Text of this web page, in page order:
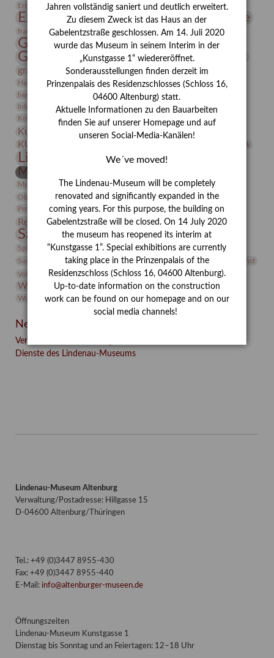
Erdmann Julius Dietrich
Erlebnisportal estrusker Exlibris
Expressionismus Festrede Florenz Fotografie
frauen Frauen in der Antike und heute
Gerhard-Altenbourg-Preis
Gerhard Altenbourg
Gerhard Kurt Müller
grafische sammlung griechische Mythologie
Hanns-Conon von der Gabelentz Heinrich Kirchhoff Heldinnen
herman de vries Humboldt
Insekten
Integriertes Schädlingsmanagement
Italien Jahresempfang
Jubiläum
Kolosseum
Kooperationsausstellung Korkmodelle Kunst
Kunstmuseum Kunstvermittlung Kunst von Kühl
KUNSTWAND Lehmbruck
Lindenau-Museum Marstall
Museumsgeschichte
Museumspädagogik Mäzen Napoleon Natur
Neue Remise
Objekt im Fokus
Paul Klee Peter Schnürpel Phelloplastik
Pohlhof
Provenienz
Provenienzforschung
Restaurierung Restitution Rudi Lesser Ruth Wolf-Rehfeld
Sammlung Samstagszeichner Skulptur
Sonderausstellung
Sphinx
studio Studio Bildende Kunst
studioDIGITAL
Suermondt-Ludwig-Museum
Vermittlung Video
Videokunst
Volontariat
Walter Rheiner Weihnachten Werefkin
Werkbetrachtung Winter Wissenschaft
Wolf and Dog
Wolf und Hund
Zirkuswoche
Neueste Beiträge
Verschenkt, verkauft, vergessen? – Kunstdetektivinnen im
Dienste des Lindenau-Museums
Lindenau-Museum Altenburg
Verwaltung/Postadresse: Hillgasse 15
D-04600 Altenburg/Thüringen
Tel.: +49 (0)3447 8955-430
Fax: +49 (0)3447 8955-440
E-Mail: info@altenburger-museen.de
Öffnungszeiten
Lindenau-Museum Kunstgasse 1
Dienstag bis Sonntag und an Feiertagen: 12–18 Uhr
Jahren vollständig saniert und deutlich erweitert.
Zu diesem Zweck ist das Haus an der
Gabelentzstraße geschlossen. Am 14. Juli 2020
wurde das Museum in seinem Interim in der
„Kunstgasse 1“ wiedereröffnet.
Sonderausstellungen finden derzeit im
Prinzenpalais des Residenzschlosses (Schloss 16,
04600 Altenburg) statt.
Aktuelle Informationen zu den Bauarbeiten
finden Sie auf unserer Homepage und auf
unseren Social-Media-Kanälen!
We´ve moved!
The Lindenau-Museum will be completely
renovated and significantly expanded in the
coming years. For this purpose, the building on
Gabelentzstraße will be closed. On 14 July 2020
the museum has reopened its interim at
“Kunstgasse 1”. Special exhibitions are currently
taking place in the Prinzenpalais of the
Residenzschloss (Schloss 16, 04600 Altenburg).
Up-to-date information on the construction
work can be found on our homepage and on our
social media channels!